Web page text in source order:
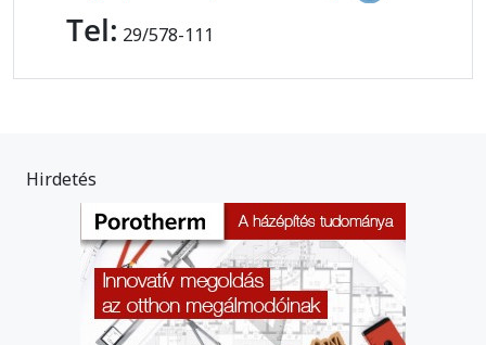
Tel: 29/578-111
Hirdetés